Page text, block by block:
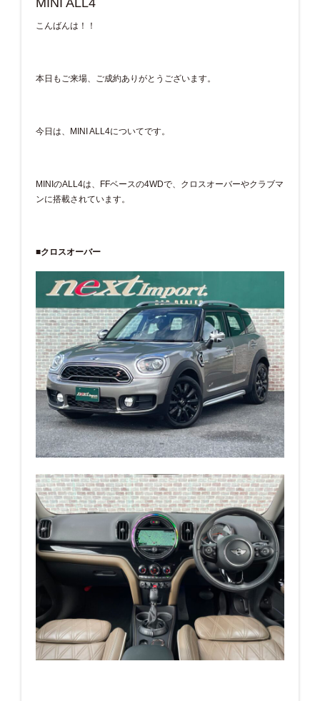
こんばんは！！
本日もご来場、ご成約ありがとうございます。
今日は、MINI ALL4についてです。
MINIのALL4は、FFベースの4WDで、クロスオーバーやクラブマ
ンに搭載されています。
■クロスオーバー